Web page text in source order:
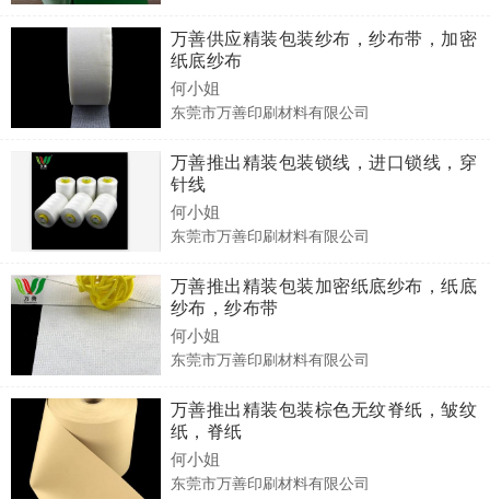
万善供应精装包装纱布，纱布带，加密
纸底纱布
何小姐
东莞市万善印刷材料有限公司
万善推出精装包装锁线，进口锁线，穿
针线
何小姐
东莞市万善印刷材料有限公司
万善推出精装包装加密纸底纱布，纸底
纱布，纱布带
何小姐
东莞市万善印刷材料有限公司
万善推出精装包装棕色无纹脊纸，皱纹
纸，脊纸
何小姐
东莞市万善印刷材料有限公司